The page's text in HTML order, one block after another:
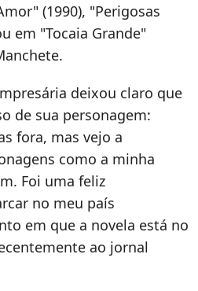
(1990), "Perigosas
em "Tocaia Grande"
deixou claro que
de sua personagem:
fora, mas vejo a
como a minha
Foi uma feliz
no meu país
em que a novela está no
ao jornal